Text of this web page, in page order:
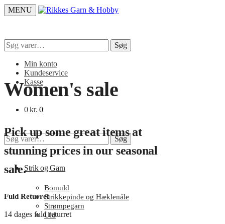
Skip
to
Skip
to
MENU
Søg
efter:
Søg
Min konto
Kundeservice
Kasse
0kr. 0
Søg
efter:
Søg
Strik og Garn
Bomuld
Strikkepinde og Hæklenåle
Strømpegarn
Uld
Women's sale
Pick up some great items at
stunning prices in our seasonal
sale.
Fuld Returret
14 dages fuld returret